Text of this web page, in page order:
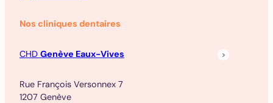
Nos cliniques dentaires
CHD Genève Eaux-Vives
Rue François Versonnex 7
1207 Genève